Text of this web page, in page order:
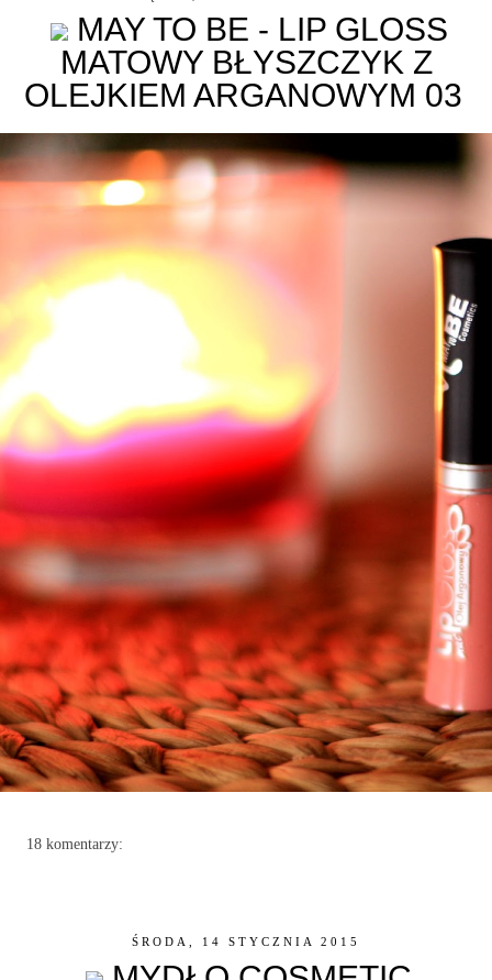
MAY TO BE - LIP GLOSS
MATOWY BŁYSZCZYK Z
OLEJKIEM ARGANOWYM 03
18 komentarzy:
ŚRODA, 14 STYCZNIA 2015